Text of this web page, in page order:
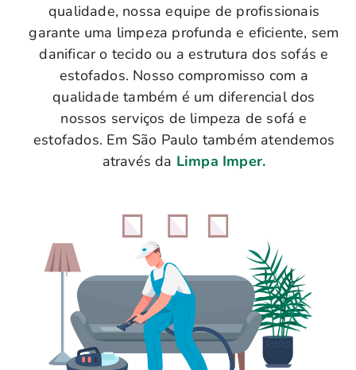
qualidade, nossa equipe de profissionais
garante uma limpeza profunda e eficiente, sem
danificar o tecido ou a estrutura dos sofás e
estofados. Nosso compromisso com a
qualidade também é um diferencial dos
nossos serviços de limpeza de sofá e
estofados. Em São Paulo também atendemos
através da Limpa Imper.